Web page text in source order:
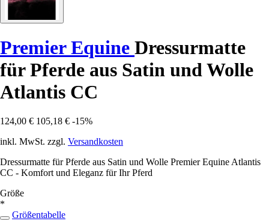
Premier Equine Dressurmatte
für Pferde aus Satin und Wolle
Atlantis CC
124,00 € 105,18 € -15%
inkl. MwSt. zzgl. Versandkosten
Dressurmatte für Pferde aus Satin und Wolle Premier Equine Atlantis
CC - Komfort und Eleganz für Ihr Pferd
Größe
*
Größentabelle